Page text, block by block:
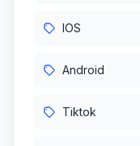
IOS
Android
Tiktok